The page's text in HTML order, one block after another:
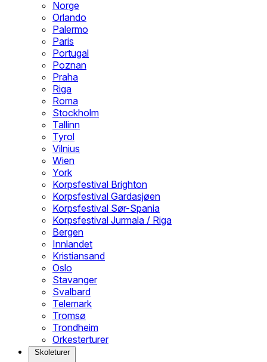
Norge
Orlando
Palermo
Paris
Portugal
Poznan
Praha
Riga
Roma
Stockholm
Tallinn
Tyrol
Vilnius
Wien
York
Korpsfestival Brighton
Korpsfestival Gardasjøen
Korpsfestival Sør-Spania
Korpsfestival Jurmala / Riga
Bergen
Innlandet
Kristiansand
Oslo
Stavanger
Svalbard
Telemark
Tromsø
Trondheim
Orkesterturer
Skoleturer